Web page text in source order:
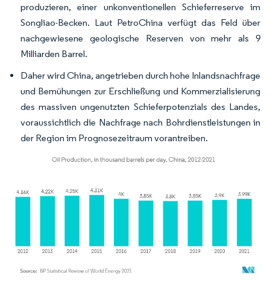
produzieren, einer unkonventionellen Schieferreserve im
Songliao-Becken. Laut PetroChina verfügt das Feld über
nachgewiesene geologische Reserven von mehr als 9
Milliarden Barrel.
Daher wird China, angetrieben durch hohe Inlandsnachfrage
und Bemühungen zur Erschließung und Kommerzialisierung
des massiven ungenutzten Schieferpotenzials des Landes,
voraussichtlich die Nachfrage nach Bohrdienstleistungen in
der Region im Prognosezeitraum vorantreiben.